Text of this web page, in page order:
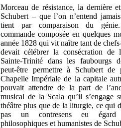
Morceau de résistance, la dernière
Schubert – que l’on n’entend
tient par comparaison du
commande composée en quelques
année 1828 qui vit naître tant de
devait célébrer la consécration de
Sainte-Trinité dans les faubourgs
peut-être permettre à Schubert de
Chapelle Impériale de la capitale
pouvait attendre de la part de
musical de la Scala qu’il s’engage
théâtre plus que de la liturgie, ce qui
pas un contresens eu
philosophiques et humanistes de